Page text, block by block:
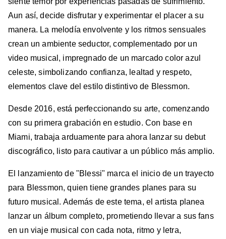
Aun así, decide disfrutar y experimentar el placer a su
manera. La melodía envolvente y los ritmos sensuales
crean un ambiente seductor, complementado por un
video musical, impregnado de un marcado color azul
celeste, simbolizando confianza, lealtad y respeto,
elementos clave del estilo distintivo de Blessmon.
Desde 2016, está perfeccionando su arte, comenzando
con su primera grabación en estudio. Con base en
Miami, trabaja arduamente para ahora lanzar su debut
discográfico, listo para cautivar a un público más amplio.
El lanzamiento de "Blessi" marca el inicio de un trayecto
para Blessmon, quien tiene grandes planes para su
futuro musical. Además de este tema, el artista planea
lanzar un álbum completo, prometiendo llevar a sus fans
en un viaje musical con cada nota, ritmo y letra,